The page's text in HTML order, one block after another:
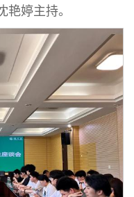
婷主持。